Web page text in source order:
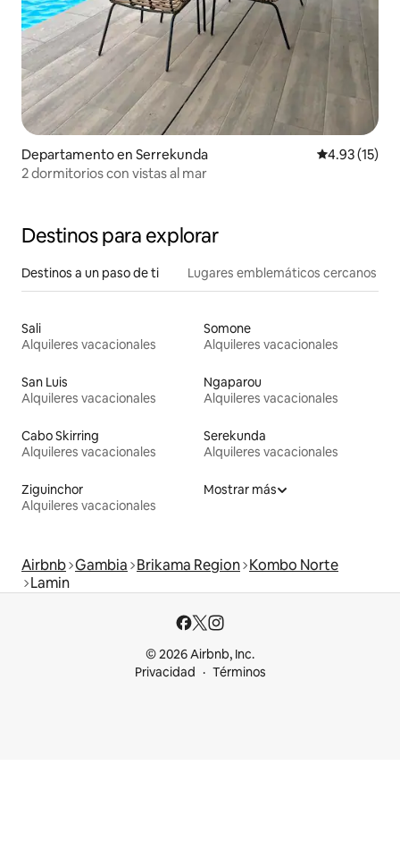
Departamento en Serrekunda Calificación
4.93 (15)
2 dormitorios con vistas al mar
Destinos para explorar
Destinos a un paso de ti Lugares emblemáticos cercanos
Sali
Alquileres vacacionales
Somone
Alquileres vacacionales
San Luis
Alquileres vacacionales
Ngaparou
Alquileres vacacionales
Cabo Skirring
Alquileres vacacionales
Serekunda
Alquileres vacacionales
Ziguinchor
Alquileres vacacionales
Mostrar más
Airbnb Gambia Brikama Region Kombo Norte
Lamin
© 2026 Airbnb, Inc.
Privacidad
Términos